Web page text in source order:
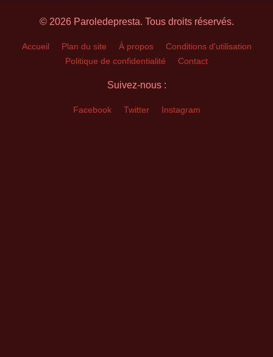
© 2026 Paroledepresta. Tous droits réservés.
Accueil Plan du site À propos
Conditions d'utilisation
Politique de confidentialité
Contact
Suivez-nous :
Facebook Twitter Instagram